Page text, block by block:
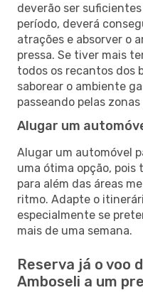
deverão ser
período, deverá
atrações e absorver o
pressa. Se tiver mais
todos os recantos dos
saborear o ambiente
passeando pelas
Alugar um
Alugar um automóvel
uma ótima opção, pois
para além das áreas
ritmo. Adapte o
especialmente se
mais de uma semana.
Reserva já o voo
Amboseli a um